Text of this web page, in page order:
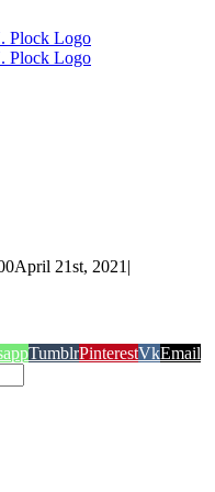
April 21st, 2021 |
TumblrPinterestVkEmail